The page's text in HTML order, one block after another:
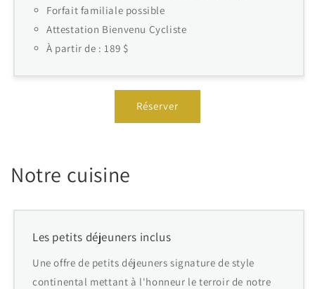
Forfait familiale possible
Attestation Bienvenu Cycliste
À partir de : 189 $
Réserver
Notre cuisine
Les petits déjeuners inclus
Une offre de petits déjeuners signature de style
continental mettant à l'honneur le terroir de notre